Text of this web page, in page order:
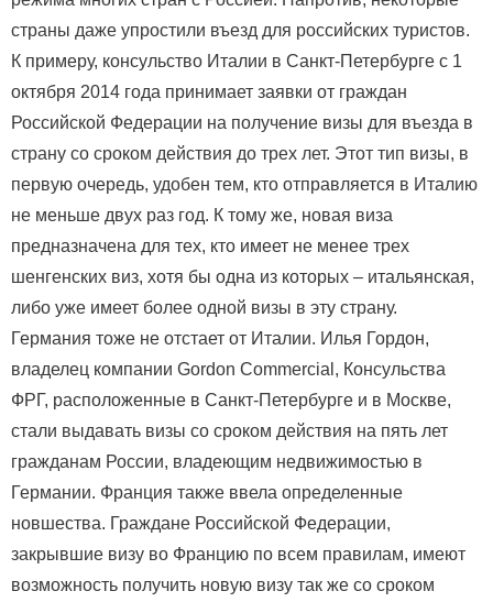
страны даже упростили въезд для российских туристов.
К примеру, консульство Италии в Санкт-Петербурге с 1
октября 2014 года принимает заявки от граждан
Российской Федерации на получение визы для въезда в
страну со сроком действия до трех лет. Этот тип визы, в
первую очередь, удобен тем, кто отправляется в Италию
не меньше двух раз год. К тому же, новая виза
предназначена для тех, кто имеет не менее трех
шенгенских виз, хотя бы одна из которых – итальянская,
либо уже имеет более одной визы в эту страну.
Германия тоже не отстает от Италии. Илья Гордон,
владелец компании Gordon Commercial, Консульства
ФРГ, расположенные в Санкт-Петербурге и в Москве,
стали выдавать визы со сроком действия на пять лет
гражданам России, владеющим недвижимостью в
Германии. Франция также ввела определенные
новшества. Граждане Российской Федерации,
закрывшие визу во Францию по всем правилам, имеют
возможность получить новую визу так же со сроком